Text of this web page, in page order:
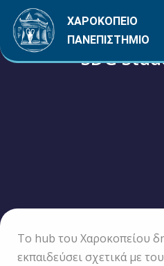
Μετάβαση
στο
περιεχόμενο
ΧΑΡΟΚΟΠΕΙΟ
ΠΑΝΕΠΙΣΤΗΜΙΟ
SDG
Το hub του Χαροκοπείου
εκπαιδεύσει σχετικά με